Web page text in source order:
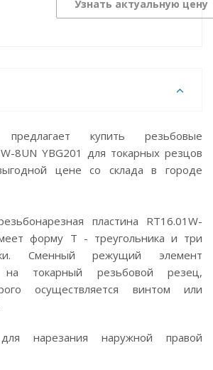
Узнать актуальную цену
купить резьбовые
8UN YBG201 для токарных резцов
цене со склада в городе
пластина RT16.01W-
форму T - треугольника и три
Сменный режущий элемент
на токарный резьбовой резец,
осуществляется винтом или
нарезания наружной правой